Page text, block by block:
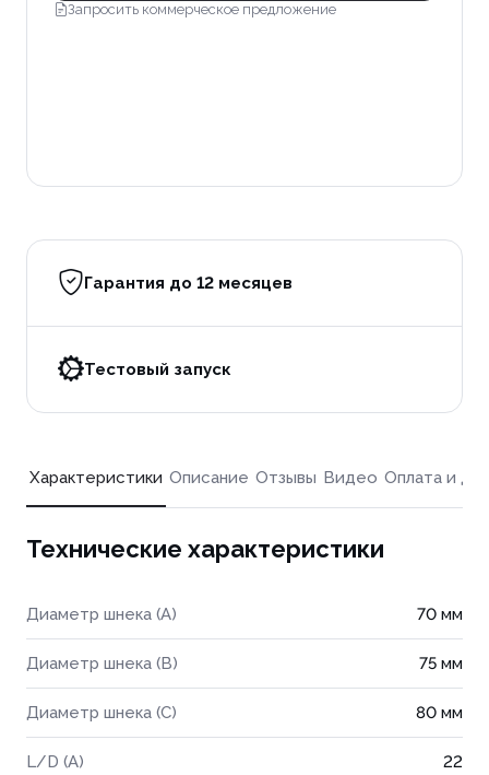
Запросить коммерческое предложение
Гарантия до 12 месяцев
Тестовый запуск
Характеристики Описание Отзывы Видео Оплата и
Технические характеристики
Диаметр шнека (A) 70 мм
Диаметр шнека (B) 75 мм
Диаметр шнека (C) 80 мм
L/D (A) 22